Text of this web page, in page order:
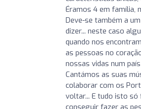
Éramos 4 em família,
Deve-se também a
dizer... neste caso
quando nos
as pessoas no
nossas vidas num
Cantámos as suas
colaborar com os
voltar... E tudo isto só
conseguir fazer as